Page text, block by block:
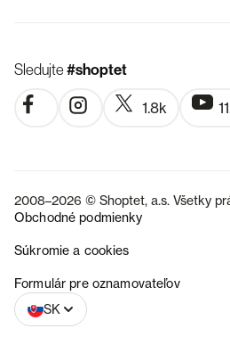
Sledujte#shoptet
1.8k
2008–2026 © Shoptet, a.s. Všetky
Obchodné podmienky
Súkromie a cookies
Formulár pre oznamovateľov
SK